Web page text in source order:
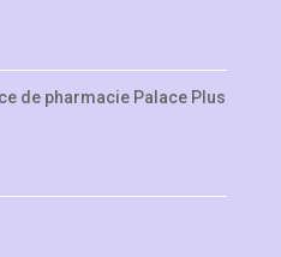
de pharmacie Palace Plus